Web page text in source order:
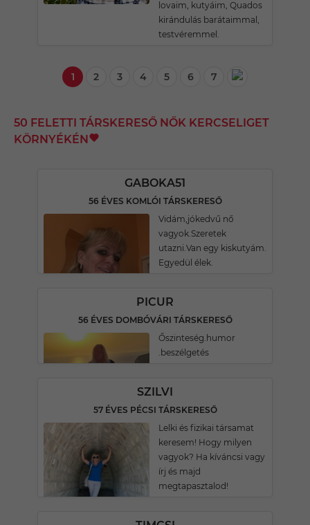
lovaim, kutyáim, Quados
kirándulás barátaimmal,
testvéremmel.
1 2 3 4 5 6 7
50 FELETTI TÁRSKERESŐ NŐK KERCSELIGET
KÖRNYÉKÉN
GABOKA51
56 ÉVES KOMLÓI TÁRSKERESŐ
Vidám,jókedvű nő
vagyok.Szeretek
utazni.Van egy kiskutyám.
Egyedül élek.
PICUR
56 ÉVES DOMBÓVÁRI TÁRSKERESŐ
Őszinteség.humor
.beszélgetés
SZILVI
57 ÉVES PÉCSI TÁRSKERESŐ
Lelki és fizikai társamat
keresem! Hogy milyen
vagyok? Ha kíváncsi vagy
írj és majd
megtapasztalod!